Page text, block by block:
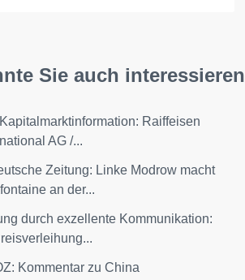
Sie auch interessieren
Raiffeisen
AG /...
Zeitung: Linke Modrow macht
an der...
durch exzellente Kommunikation:
Kommentar zu China